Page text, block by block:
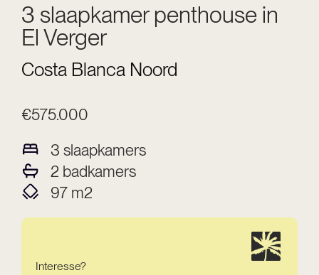
3 slaapkamer penthouse in
El Verger
Costa Blanca Noord
€575.000
3 slaapkamers
2 badkamers
97 m2
Interesse?